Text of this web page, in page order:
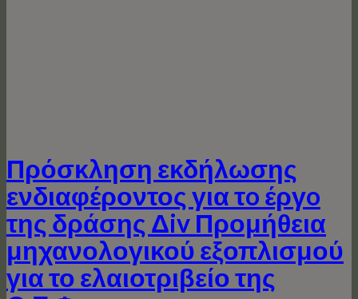
Πρόσκληση εκδήλωσης
ενδιαφέροντος για τo έργo
της δράσης Δiv Προμήθεια
μηχανολογικού εξοπλισμού
για το ελαιοτριβείο της